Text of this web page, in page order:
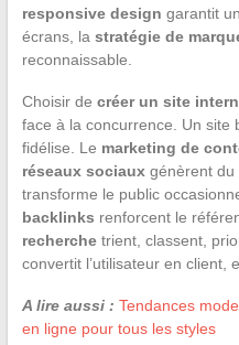
responsive design garantit
écrans, la stratégie de
reconnaissable.
Choisir de créer un site
face à la concurrence. Un site
fidélise. Le marketing de
réseaux sociauxgénèrent du
transforme le public
backlinks renforcent le
recherchetrient, classent,
convertit l’utilisateur en client,
A lire aussi : Tendances
en ligne pour tous les styles